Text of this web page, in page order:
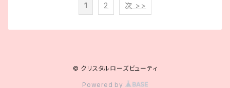
1 2 次 >>
© クリスタルローズビューティ
Powered by